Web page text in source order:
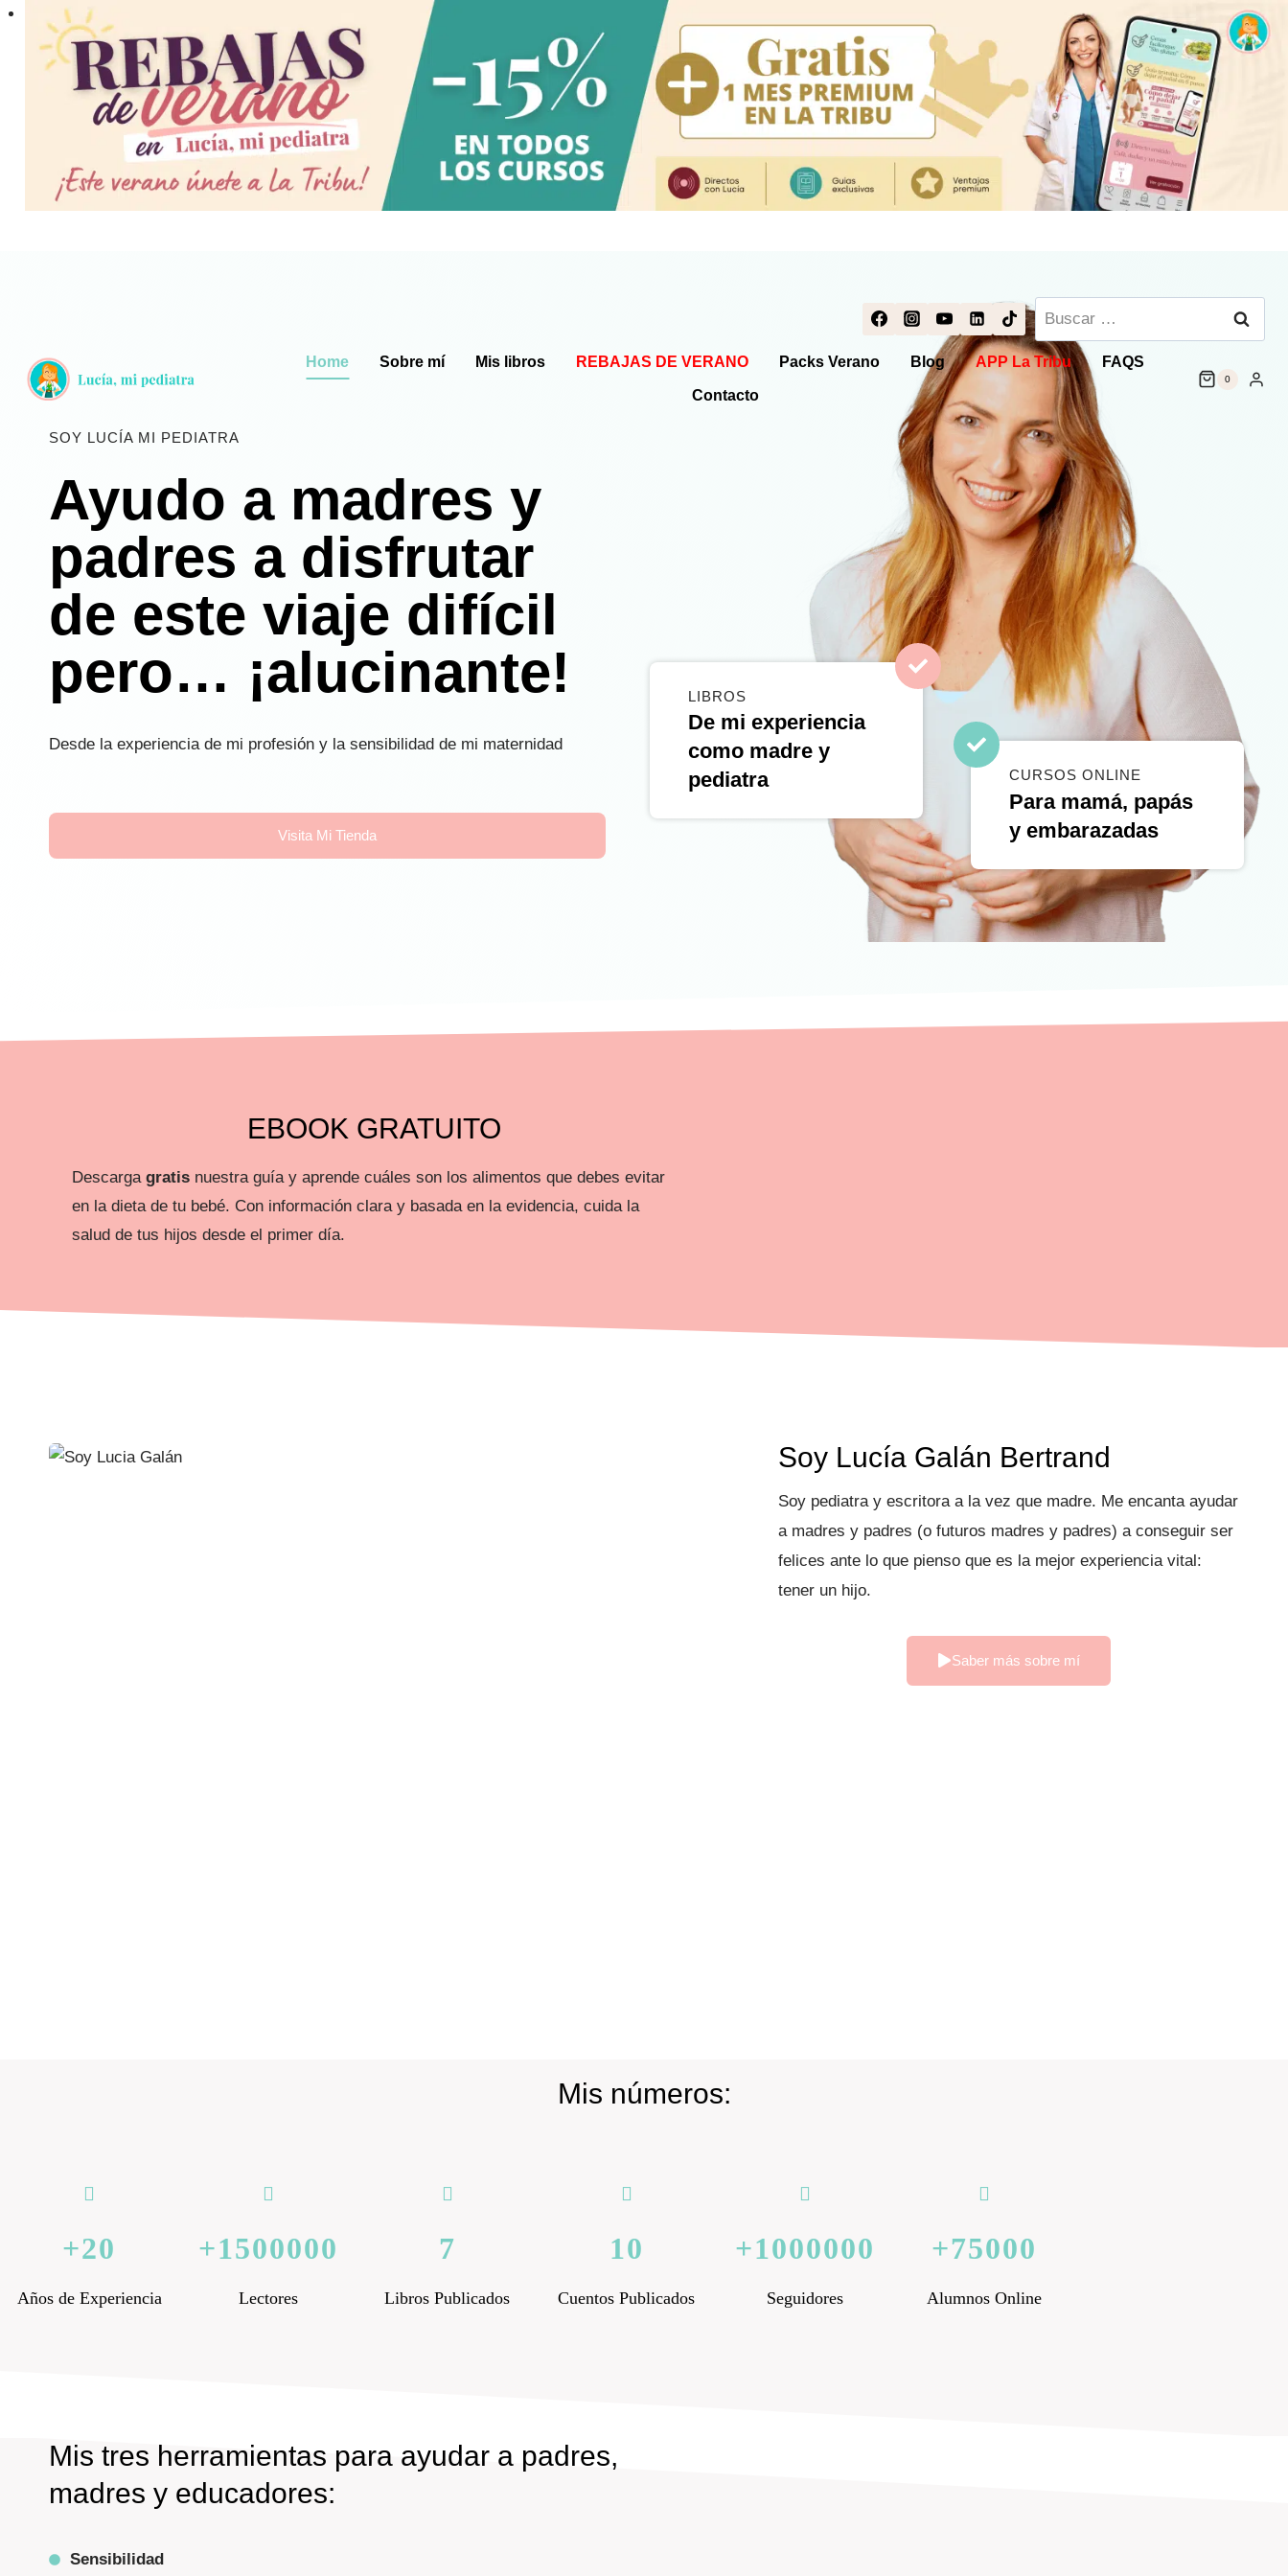
Saltar
contenido
Buscar:
Home Sobre mí Mis libros REBAJAS DE VERANO Packs Verano Blog APP La Tribu FAQS
Contacto
0
SOY LUCÍA MI PEDIATRA
Ayudo a madres y
padres a disfrutar
de este viaje difícil
pero… ¡alucinante!
Desde la experiencia de mi profesión y la sensibilidad de mi maternidad
Visita Mi Tienda
LIBROS
De mi experiencia
como madre y
pediatra
CURSOS ONLINE
Para mamá, papás
y embarazadas
EBOOK GRATUITO
Descarga gratis nuestra guía y aprende cuáles son los alimentos que debes evitar
en la dieta de tu bebé. Con información clara y basada en la evidencia, cuida la
salud de tus hijos desde el primer día.
Soy Lucía Galán Bertrand
Soy pediatra y escritora a la vez que madre. Me encanta ayudar
a madres y padres (o futuros madres y padres) a conseguir ser
felices ante lo que pienso que es la mejor experiencia vital:
tener un hijo.
Saber más sobre mí
Mis números:
20
Años de Experiencia
1500000
Lectores
7
Libros Publicados
10
Cuentos Publicados
1000000
Seguidores
75000
Alumnos Online
Mis tres herramientas para ayudar a padres,
madres y educadores:
Sensibilidad